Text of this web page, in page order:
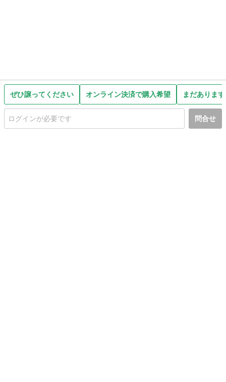
ぜひ譲ってください オンライン決済で購入希望 まだありま
問合せ